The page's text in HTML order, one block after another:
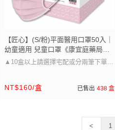
【匠心】(S/粉)平面醫用口罩50入｜
幼童適用 兒童口罩《康宜庭藥局》
《保證原廠貨》
▲10盒以上請選擇宅配或分兩筆下單唷
口罩大小可以參考圖片的尺寸~
NT$160/盒 已售出 438 盒
< 1